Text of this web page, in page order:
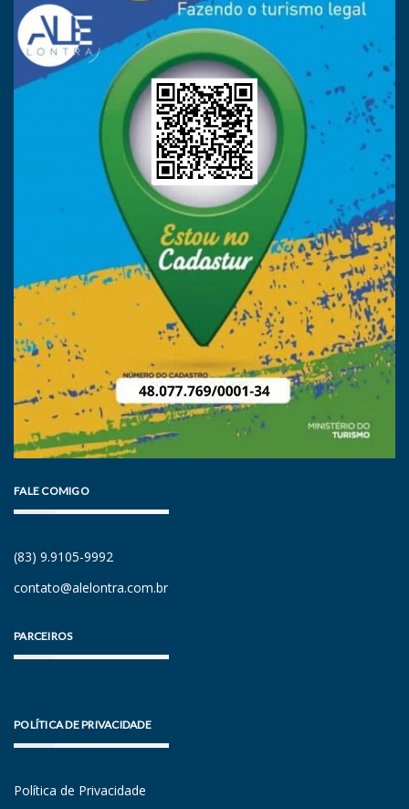
FALE COMIGO
(83) 9.9105-9992
contato@alelontra.com.br
PARCEIROS
POLÍTICA DE PRIVACIDADE
Política de Privacidade